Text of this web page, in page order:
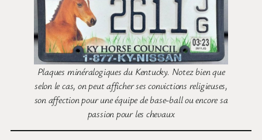
Plaques minéralogiques du Kentucky. Notez bien que
selon le cas, on peut afficher ses convictions religieuses,
son affection pour une équipe de base-ball ou encore sa
passion pour les chevaux